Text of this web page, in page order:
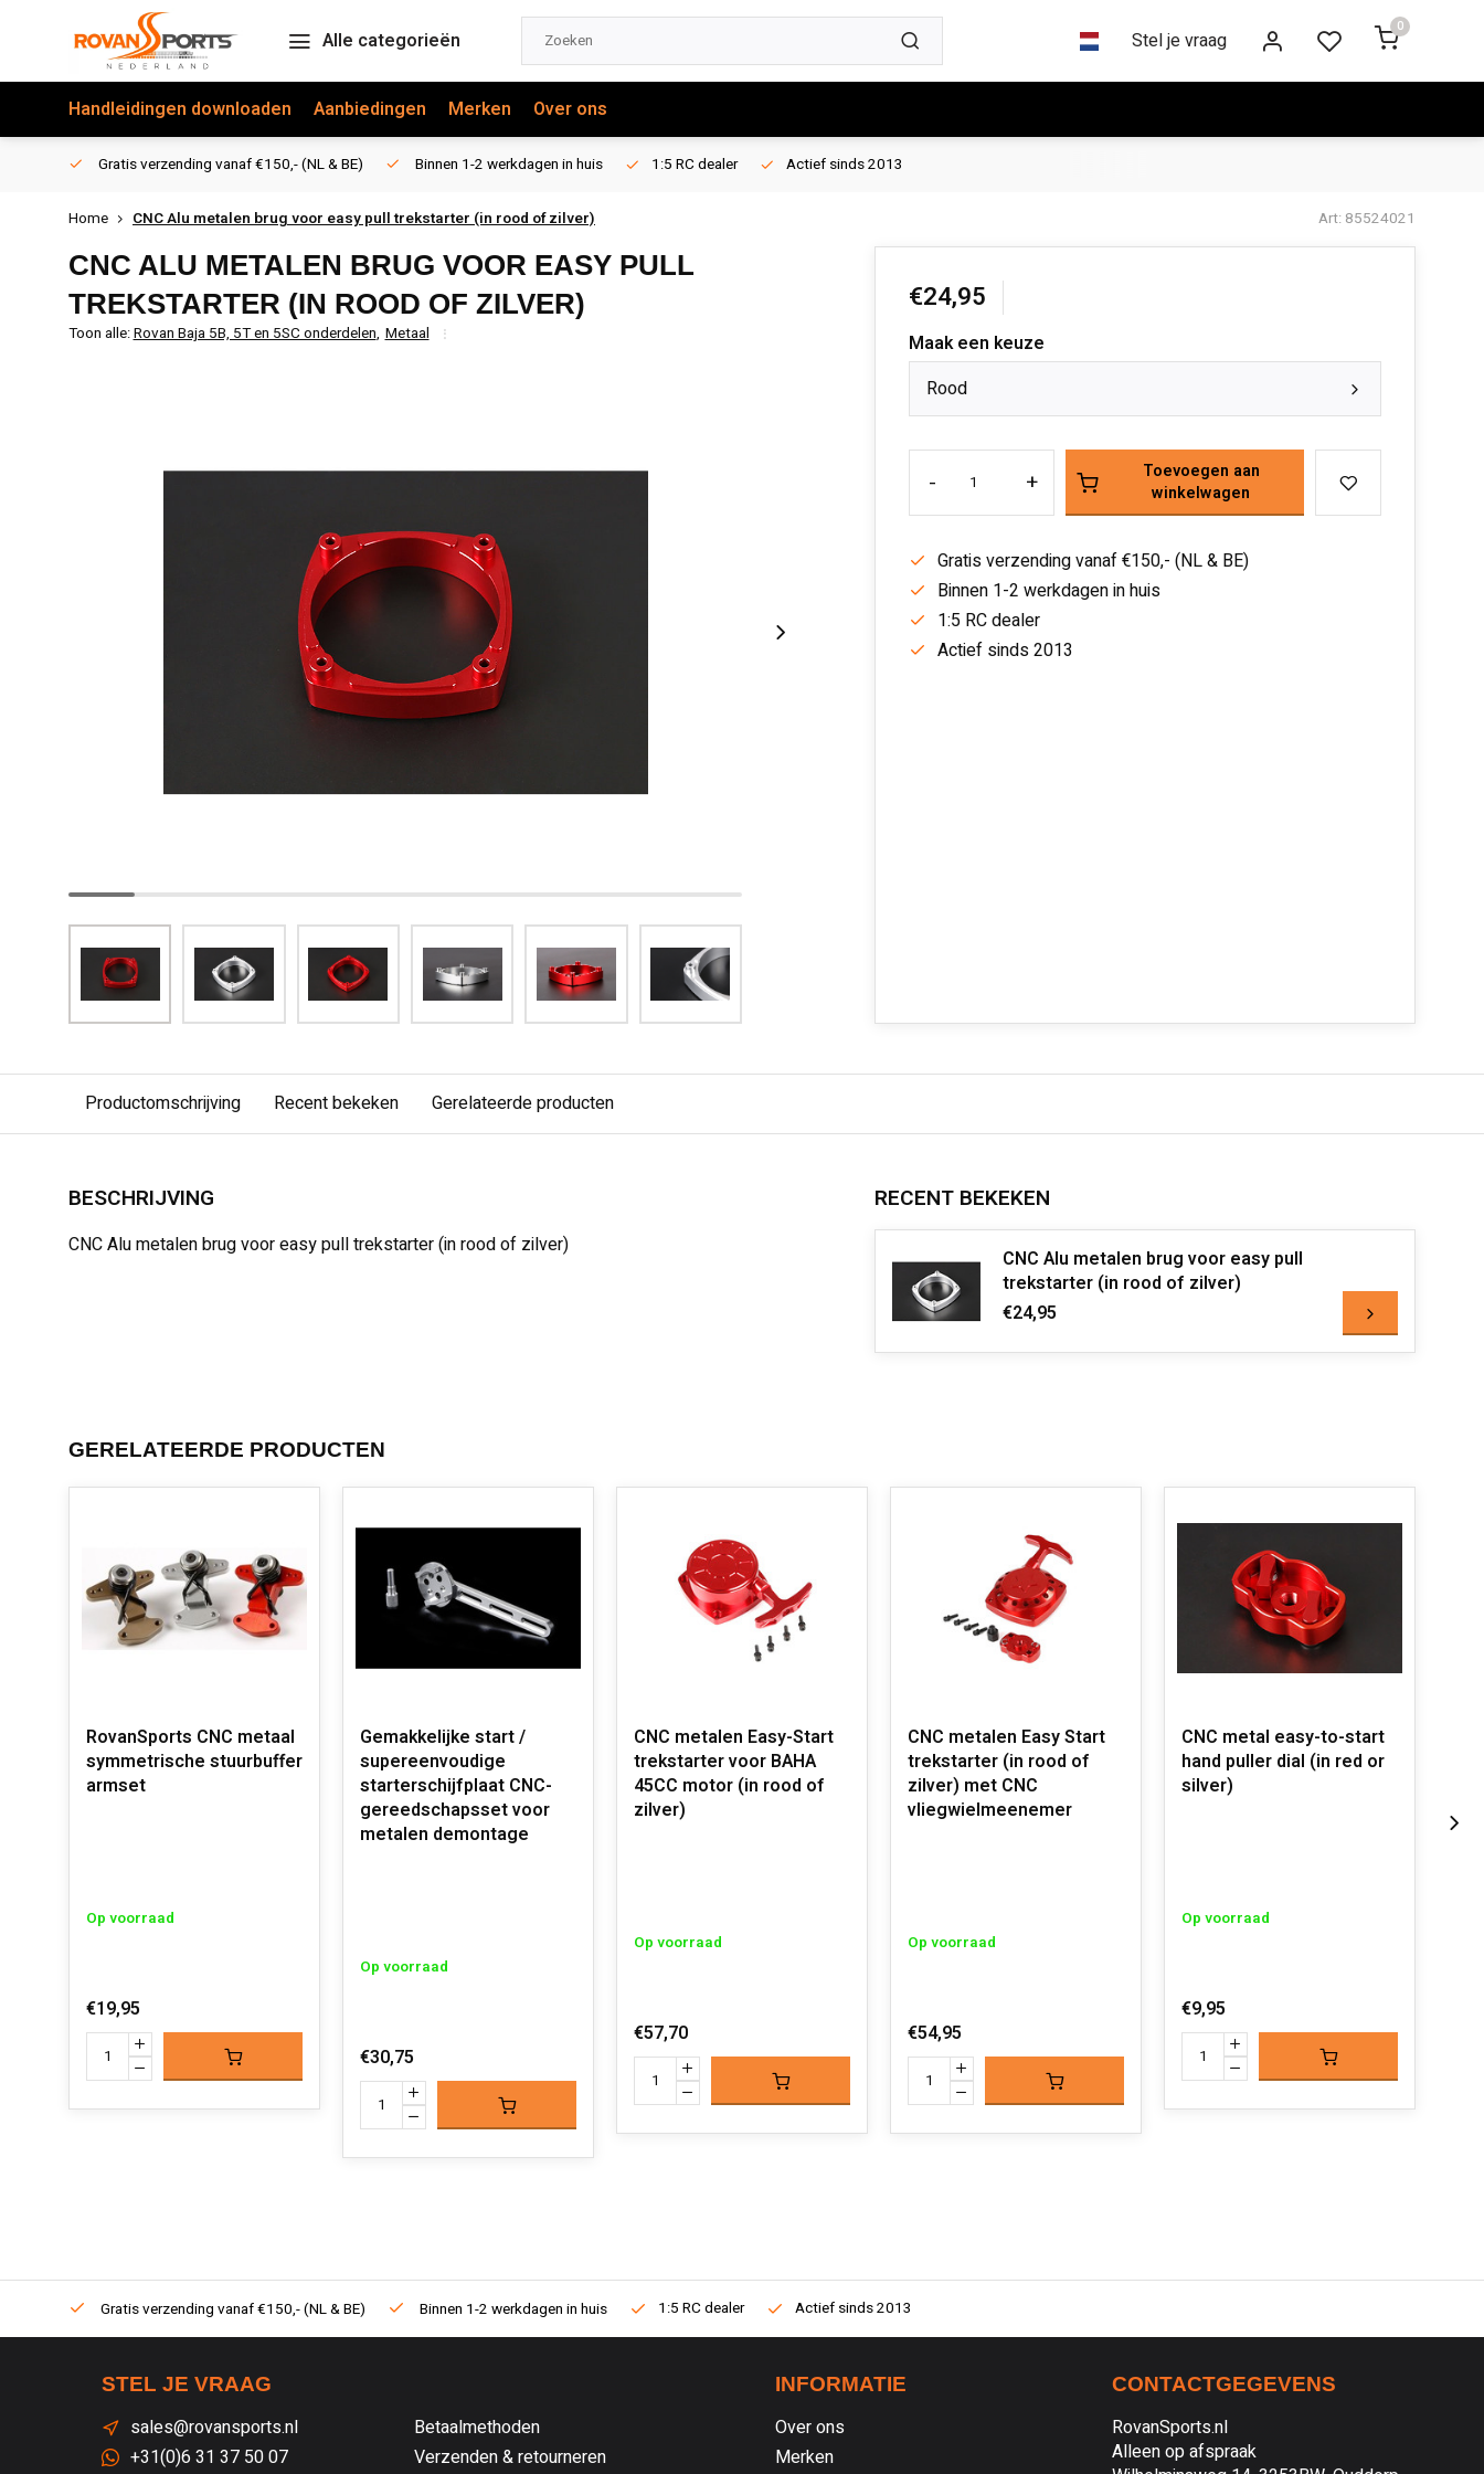
Alle categorieën Stel je vraag
0
Handleidingen downloaden Aanbiedingen Merken Over ons
Gratis verzending vanaf €150,- (NL & BE) Binnen 1-2 werkdagen in huis 1:5 RC dealer Actief sinds 2013
Home CNC Alu metalen brug voor easy pull trekstarter (in rood of zilver) Art: 85524021
CNC ALU METALEN BRUG VOOR EASY PULL
TREKSTARTER (IN ROOD OF ZILVER)
Toon alle:Rovan Baja 5B, 5T en 5SC onderdelen, Metaal
€24,95
Maak een keuze
Rood
- +
Toevoegen aan
winkelwagen
Gratis verzending vanaf €150,- (NL & BE)
Binnen 1-2 werkdagen in huis
1:5 RC dealer
Actief sinds 2013
Productomschrijving Recent bekeken Gerelateerde producten
BESCHRIJVING
CNC Alu metalen brug voor easy pull trekstarter (in rood of zilver)
RECENT BEKEKEN
CNC Alu metalen brug voor easy pull
trekstarter (in rood of zilver)
€24,95
GERELATEERDE PRODUCTEN
RovanSports CNC metaal
symmetrische stuurbuffer
armset
Op voorraad
€19,95
Gemakkelijke start /
supereenvoudige
starterschijfplaat CNC-
gereedschapsset voor
metalen demontage
Op voorraad
€30,75
CNC metalen Easy-Start
trekstarter voor BAHA
45CC motor (in rood of
zilver)
Op voorraad
€57,70
CNC metalen Easy Start
trekstarter (in rood of
zilver) met CNC
vliegwielmeenemer
Op voorraad
€54,95
CNC metal easy-to-start
hand puller dial (in red or
silver)
Op voorraad
€9,95
Gratis verzending vanaf €150,- (NL & BE) Binnen 1-2 werkdagen in huis 1:5 RC dealer Actief sinds 2013
STEL JE VRAAG
sales@rovansports.nl
+31(0)6 31 37 50 07
Betaalmethoden
Verzenden & retourneren
INFORMATIE
Over ons
Merken
CONTACTGEGEVENS
RovanSports.nl
Alleen op afspraak